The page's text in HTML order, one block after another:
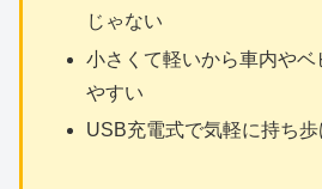
じゃない
小さくて軽いから車内や
やすい
USB充電式で気軽に持ち